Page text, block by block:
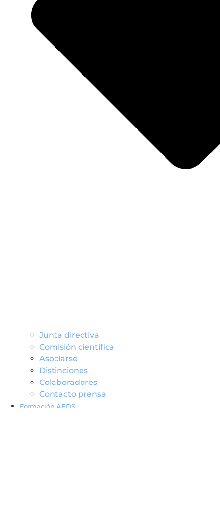
Junta directiva
Comisión científica
Asociarse
Distinciones
Colaboradores
Contacto prensa
Formación AEDS